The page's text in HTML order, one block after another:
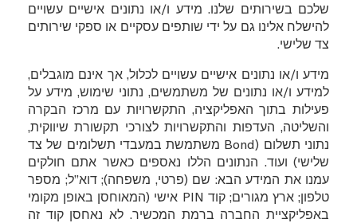
שלכם בשירותים שלנו. מידע ו/או נתונים אישיים עשויים
להישלח אלינו גם על ידי שותפים עסקיים או ספקי שירותים
צד שלישי.
מידע ו/או נתונים אישיים עשויים לכלול, אך אינם מוגבלים,
למידע ו/או נתונים של משתמשים, נתוני שימוש, מידע על
פעילות בתוך האפליקציה, התקשרויות עם מרכז הבקרה
והשליטה, העדפות והתקשרויות לצורכי תקשורת שיווקית,
נתוני תשלום (Bond משתמשת במעבדי תשלומים של צד
שלישי) ועוד. הנתונים הללו נאספים כאשר אתם חולקים
עמנו את המידע הבא: שם (פרטי, משפחה); דוא”ל; מספר
טלפון; ארץ מגורים; קוד PIN אישי (המאוחסן באופן מקומי
באפליקציית החברה ברמת המכשיר. לא נאחסן קוד זה